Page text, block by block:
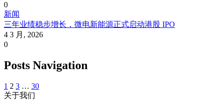
0
新闻
三年业绩稳步增长，微电新能源正式启动港股 IPO
4 3 月, 2026
0
Posts Navigation
1 2 3 … 30
关于我们